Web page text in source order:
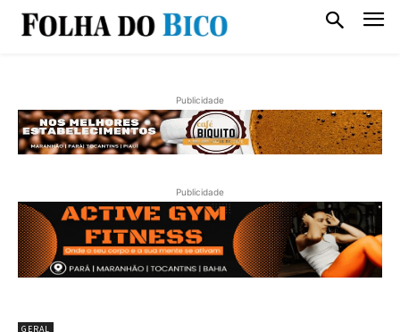
Publicidade
Publicidade
GERAL